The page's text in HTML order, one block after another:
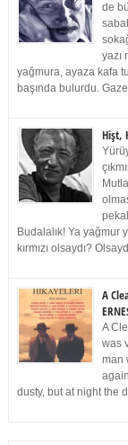
de
yazı
yağmura, ayaza kafa
başında bulurdu.
Hişt,
Budalalık! Ya yağmur
kırmızı olsaydı?
A
A
was
man
dusty, but at night the